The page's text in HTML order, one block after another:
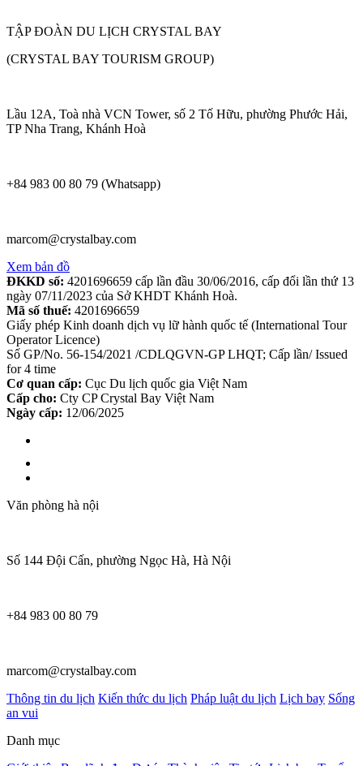
TẬP ĐOÀN DU LỊCH CRYSTAL BAY
(CRYSTAL BAY TOURISM GROUP)
Lầu 12A, Toà nhà VCN Tower, số 2 Tố Hữu, phường Phước Hải,
TP Nha Trang, Khánh Hoà
+84 983 00 80 79 (Whatsapp)
marcom@crystalbay.com
Xem bản đồ
ĐKKD số: 4201696659 cấp lần đầu 30/06/2016, cấp đổi lần thứ 13
ngày 07/11/2023 của Sở KHDT Khánh Hoà.
Mã số thuế: 4201696659
Giấy phép Kinh doanh dịch vụ lữ hành quốc tế (International Tour
Operator Licence)
Số GP/No. 56-154/2021 /CDLQGVN-GP LHQT; Cấp lần/ Issued
for 4 time
Cơ quan cấp: Cục Du lịch quốc gia Việt Nam
Cấp cho: Cty CP Crystal Bay Việt Nam
Ngày cấp: 12/06/2025
Văn phòng hà nội
Số 144 Đội Cấn, phường Ngọc Hà, Hà Nội
+84 983 00 80 79
marcom@crystalbay.com
Thông tin du lịch Kiến thức du lịch Pháp luật du lịch Lịch bay Sống
an vui
Danh mục